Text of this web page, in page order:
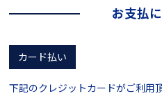
お支払
カード払い
下記のクレジットカードがご利用